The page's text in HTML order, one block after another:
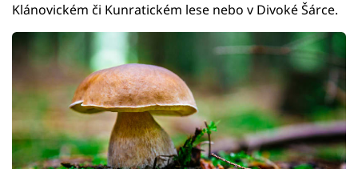
Klánovickém či Kunratickém lese nebo v Divoké Šárce.